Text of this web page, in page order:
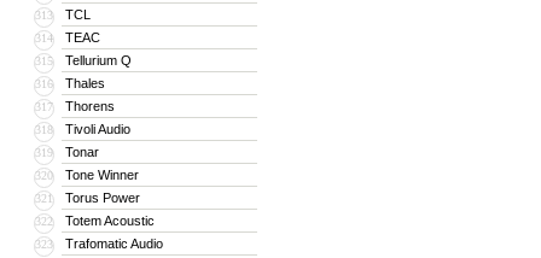
313 TCL
314 TEAC
315 Tellurium Q
316 Thales
317 Thorens
318 Tivoli Audio
319 Tonar
320 Tone Winner
321 Torus Power
322 Totem Acoustic
323 Trafomatic Audio